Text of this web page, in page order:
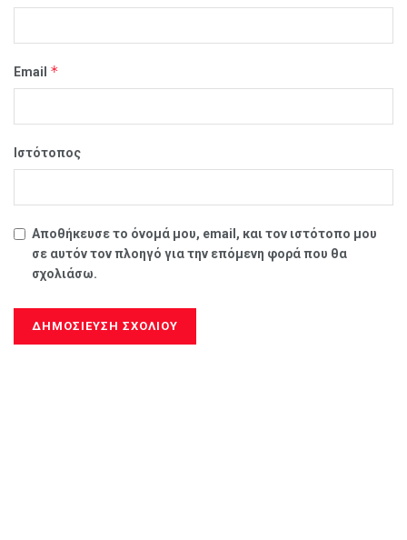
Email *
Ιστότοπος
Αποθήκευσε το όνομά μου, email, και τον ιστότοπο μου
σε αυτόν τον πλοηγό για την επόμενη φορά που θα
σχολιάσω.